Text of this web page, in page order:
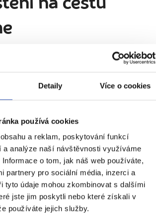
Detaily Více o cookies
používá cookies
a reklam, poskytování funkcí
a analýze naší návštěvnosti využíváme
o tom, jak náš web používáte,
partnery pro sociální média, inzerci a
tyto údaje mohou zkombinovat s dalšími
jste jim poskytli nebo které získali v
používáte jejich služby.
na cestu
A
50 Kč
den/osoba
se vztahuje také na
COVID-19.
—